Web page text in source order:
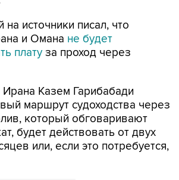
платуза проход через
Казем Гарибабади
который обговаривают
будет действовать от двух
или, если это потребуется,